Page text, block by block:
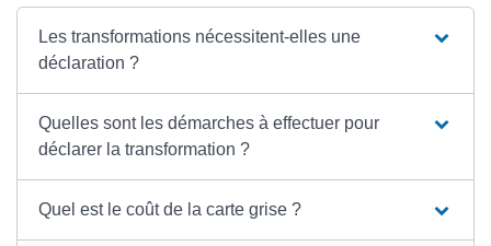
Les transformations nécessitent-elles une
déclaration ?
Quelles sont les démarches à effectuer pour
déclarer la transformation ?
Quel est le coût de la carte grise ?